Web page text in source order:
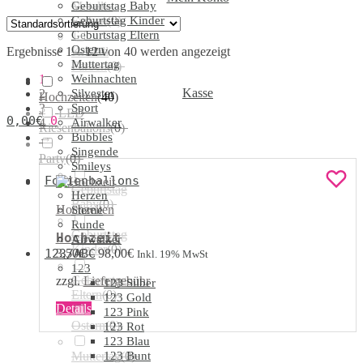
Kasse
0,00€ 0
Geburtstag Baby
Geburtstag Kinder
Geburtstag Eltern
Ostern
Muttertag
Weihnachten
Silvester
Sport
Airwalker
Bubbles
Singende
Smileys
Folienballons
Herzen
Sterne
Runde
Airwalker
123/ABC
123
123 Silber
123 Gold
123 Pink
123 Rot
123 Blau
123 Bunt
Ergebnisse 1 – 12 von 40 werden angezeigt
1
2
3
4
→
Hochzeiten
Hochzeit
3,50€–98,00€ Inkl. 19% MwSt
zzgl.Liefergebühr
DetailsDieses
Produkt
weist
mehrere
Metallic
Farben(0)
Kristall
Farben(0)
Hochzeiten(40)
LED
Riesenballons(0)
Party(0)
Geburtstag
Baby(0)
Geburtstag
Kinder(0)
Geburtstag
Eltern(0)
Ostern(0)
Muttertag(0)